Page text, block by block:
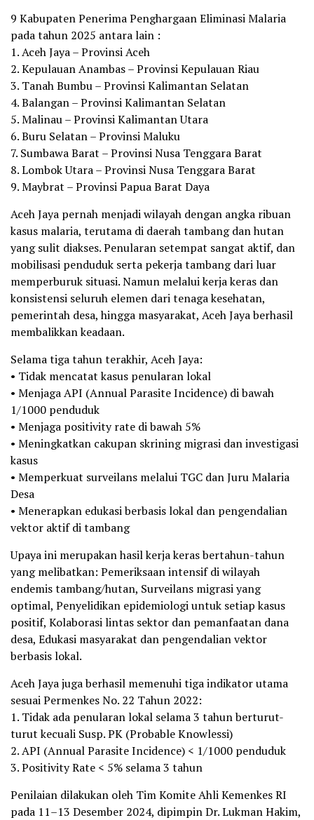
9 Kabupaten Penerima Penghargaan Eliminasi Malaria
pada tahun 2025 antara lain :
1. Aceh Jaya – Provinsi Aceh
2. Kepulauan Anambas – Provinsi Kepulauan Riau
3. Tanah Bumbu – Provinsi Kalimantan Selatan
4. Balangan – Provinsi Kalimantan Selatan
5. Malinau – Provinsi Kalimantan Utara
6. Buru Selatan – Provinsi Maluku
7. Sumbawa Barat – Provinsi Nusa Tenggara Barat
8. Lombok Utara – Provinsi Nusa Tenggara Barat
9. Maybrat – Provinsi Papua Barat Daya
Aceh Jaya pernah menjadi wilayah dengan angka ribuan
kasus malaria, terutama di daerah tambang dan hutan
yang sulit diakses. Penularan setempat sangat aktif, dan
mobilisasi penduduk serta pekerja tambang dari luar
memperburuk situasi. Namun melalui kerja keras dan
konsistensi seluruh elemen dari tenaga kesehatan,
pemerintah desa, hingga masyarakat, Aceh Jaya berhasil
membalikkan keadaan.
Selama tiga tahun terakhir, Aceh Jaya:
• Tidak mencatat kasus penularan lokal
• Menjaga API (Annual Parasite Incidence) di bawah
1/1000 penduduk
• Menjaga positivity rate di bawah 5%
• Meningkatkan cakupan skrining migrasi dan investigasi
kasus
• Memperkuat surveilans melalui TGC dan Juru Malaria
Desa
• Menerapkan edukasi berbasis lokal dan pengendalian
vektor aktif di tambang
Upaya ini merupakan hasil kerja keras bertahun-tahun
yang melibatkan: Pemeriksaan intensif di wilayah
endemis tambang/hutan, Surveilans migrasi yang
optimal, Penyelidikan epidemiologi untuk setiap kasus
positif, Kolaborasi lintas sektor dan pemanfaatan dana
desa, Edukasi masyarakat dan pengendalian vektor
berbasis lokal.
Aceh Jaya juga berhasil memenuhi tiga indikator utama
sesuai Permenkes No. 22 Tahun 2022:
1. Tidak ada penularan lokal selama 3 tahun berturut-
turut kecuali Susp. PK (Probable Knowlessi)
2. API (Annual Parasite Incidence) < 1/1000 penduduk
3. Positivity Rate < 5% selama 3 tahun
Penilaian dilakukan oleh Tim Komite Ahli Kemenkes RI
pada 11–13 Desember 2024, dipimpin Dr. Lukman Hakim,